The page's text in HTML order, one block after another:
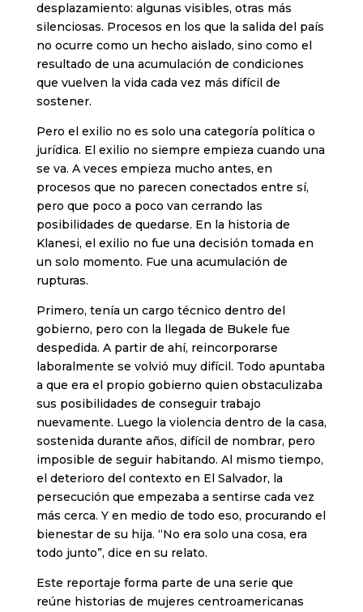
desplazamiento: algunas visibles, otras más
silenciosas. Procesos en los que la salida del país
no ocurre como un hecho aislado, sino como el
resultado de una acumulación de condiciones
que vuelven la vida cada vez más difícil de
sostener.
Pero el exilio no es solo una categoría política o
jurídica. El exilio no siempre empieza cuando una
se va. A veces empieza mucho antes, en
procesos que no parecen conectados entre sí,
pero que poco a poco van cerrando las
posibilidades de quedarse. En la historia de
Klanesi, el exilio no fue una decisión tomada en
un solo momento. Fue una acumulación de
rupturas.
Primero, tenía un cargo técnico dentro del
gobierno, pero con la llegada de Bukele fue
despedida. A partir de ahí, reincorporarse
laboralmente se volvió muy difícil. Todo apuntaba
a que era el propio gobierno quien obstaculizaba
sus posibilidades de conseguir trabajo
nuevamente. Luego la violencia dentro de la casa,
sostenida durante años, difícil de nombrar, pero
imposible de seguir habitando. Al mismo tiempo,
el deterioro del contexto en El Salvador, la
persecución que empezaba a sentirse cada vez
más cerca. Y en medio de todo eso, procurando el
bienestar de su hija. “No era solo una cosa, era
todo junto”, dice en su relato.
Este reportaje forma parte de una serie que
reúne historias de mujeres centroamericanas